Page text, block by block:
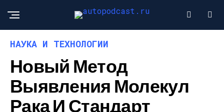
НАУКА И ТЕХНОЛОГИИ
Новый Метод
Выявления Молекул
Рака И Стандарт